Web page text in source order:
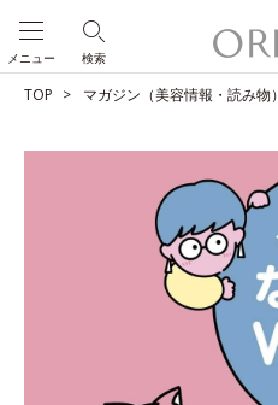
検索
メニュー
TOP マガジン（美容情報・読み物）